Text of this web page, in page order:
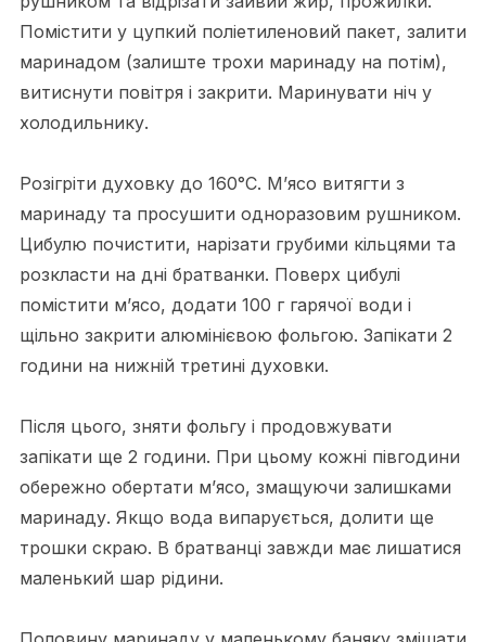
Помістити у цупкий поліетиленовий пакет, залити
маринадом (залиште трохи маринаду на потім),
витиснути повітря і закрити. Маринувати ніч у
холодильнику.
Розігріти духовку до 160°C. М’ясо витягти з
маринаду та просушити одноразовим рушником.
Цибулю почистити, нарізати грубими кільцями та
розкласти на дні братванки. Поверх цибулі
помістити м’ясо, додати 100 г гарячої води і
щільно закрити алюмінієвою фольгою. Запікати 2
години на нижній третині духовки.
Після цього, зняти фольгу і продовжувати
запікати ще 2 години. При цьому кожні півгодини
обережно обертати м’ясо, змащуючи залишками
маринаду. Якщо вода випарується, долити ще
трошки скраю. В братванці завжди має лишатися
маленький шар рідини.